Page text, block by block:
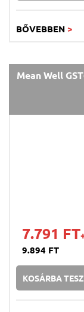
BŐVEBBEN >
Mean Well
7.791 FT
9.894 FT
KOSÁRBA